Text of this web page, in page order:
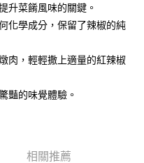
」的支付方式。 讓您購物簡單
升菜餚風味的關鍵。
化學成分，保留了辣椒的純
肉，輕輕撒上適量的紅辣椒
豔的味覺體驗。
相關推薦